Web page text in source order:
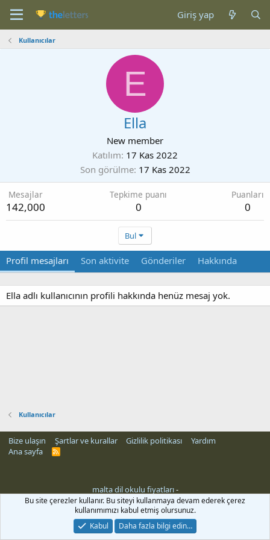
Giriş yap
Kullanıcılar
E
Ella
New member
Katılım 17 Kas 2022
Son görülme 17 Kas 2022
Mesajlar
142,000
Tepkime puanı
0
Puanları
0
Bul
Profil mesajları Son aktivite Gönderiler Hakkında
Ella adlı kullanıcının profili hakkında henüz mesaj yok.
Kullanıcılar
Bize ulaşın Şartlar ve kurallar Gizlilik politikası
Yardım
Ana sayfa
R
malta dil okulu fiyatları-
Bu site çerezler kullanır. Bu siteyi kullanmaya devam ederek çerez
kullanımımızı kabul etmiş olursunuz.
Kabul
Daha fazla bilgi edin…